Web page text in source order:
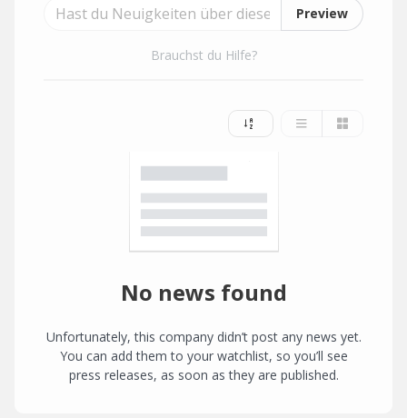
Preview
Brauchst du Hilfe?
No news found
Unfortunately, this company didn’t post any news yet.
You can add them to your watchlist, so you’ll see
press releases, as soon as they are published.